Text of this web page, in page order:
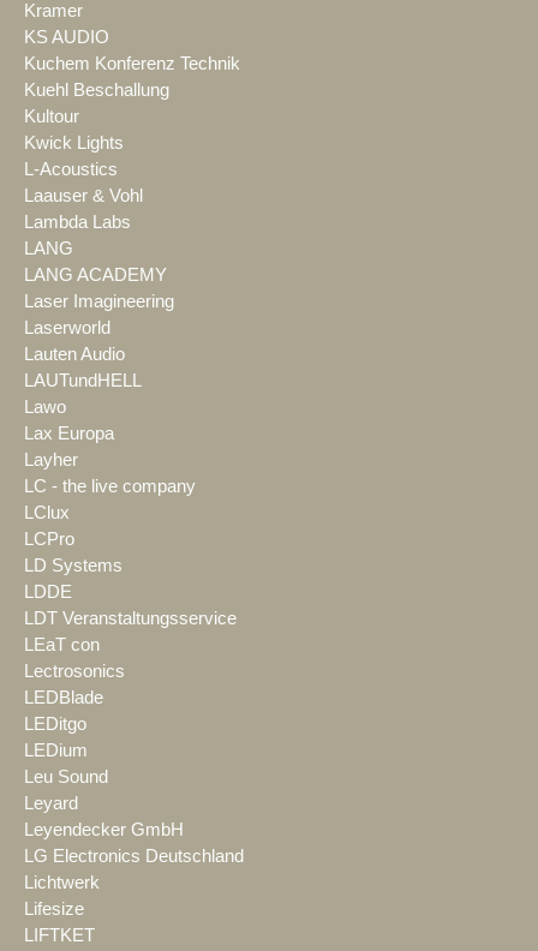
Kramer
KS AUDIO
Kuchem Konferenz Technik
Kuehl Beschallung
Kultour
Kwick Lights
L-Acoustics
Laauser & Vohl
Lambda Labs
LANG
LANG ACADEMY
Laser Imagineering
Laserworld
Lauten Audio
LAUTundHELL
Lawo
Lax Europa
Layher
LC - the live company
LClux
LCPro
LD Systems
LDDE
LDT Veranstaltungsservice
LEaT con
Lectrosonics
LEDBlade
LEDitgo
LEDium
Leu Sound
Leyard
Leyendecker GmbH
LG Electronics Deutschland
Lichtwerk
Lifesize
LIFTKET